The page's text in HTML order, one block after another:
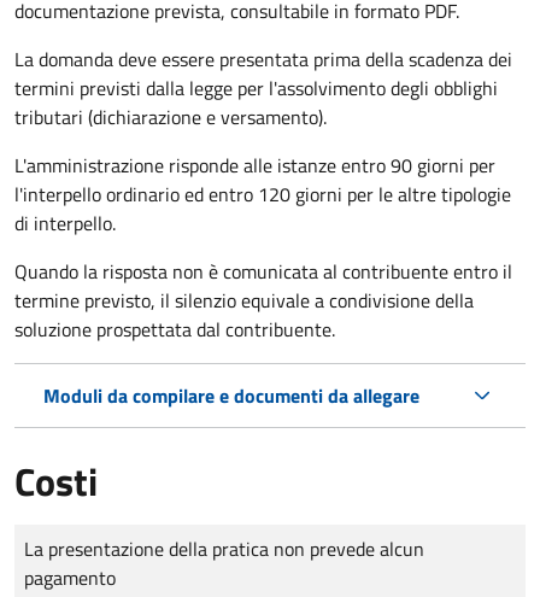
documentazione prevista, consultabile in formato PDF.
La domanda deve essere presentata prima della scadenza dei
termini previsti dalla legge per l'assolvimento degli obblighi
tributari (dichiarazione e versamento).
L'amministrazione risponde alle istanze entro 90 giorni per
l'interpello ordinario ed entro 120 giorni per le altre tipologie
di interpello.
Quando la risposta non è comunicata al contribuente entro il
termine previsto, il silenzio equivale a condivisione della
soluzione prospettata dal contribuente.
Moduli da compilare e documenti da allegare
Costi
Tipo di pagamento
Importo
La presentazione della pratica non prevede alcun
pagamento